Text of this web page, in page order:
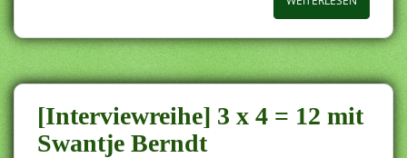
[Interviewreihe] 3 x 4 = 12 mit
Swantje Berndt